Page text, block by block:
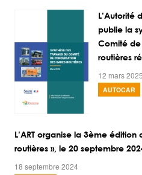
L’Autorité
publie la
Comité de
routières
12 mars 2025
AUTOCAR
L’ART organise la 3ème édition
routières », le 20 septembre
18 septembre 2024